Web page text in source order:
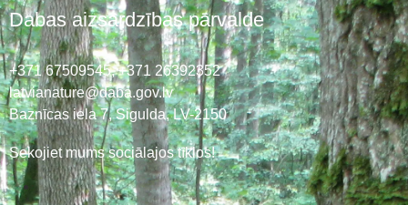
Dabas aizsardzības pārvalde
+371 67509545,+371 26392352
latvianature@daba.gov.lv
Baznīcas iela 7, Sigulda, LV-2150
Sekojiet mums sociālajos tīklos!